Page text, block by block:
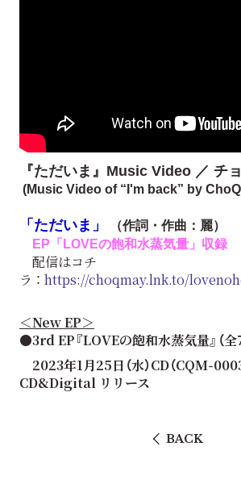
『ただいま』Music Video ／ チ
(Music Video of “I'm back” by
「ただいま」
（作詞・作曲：麗）
EP「LOVEの飽和水蒸気量」収録
配信はコチ
ラ ： https://choqmay.lnk.to/
＜New EP＞
●3rd EP『LOVEの飽和水蒸気量』（全
2023年1月25日（水）CD（CQM-
CD&Digital リリース
BACK